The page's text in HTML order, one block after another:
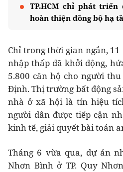
TP.HCM chỉ phát
hoàn thiện đồng bộ hạ
Chỉ trong thời gian ngắn,
nhập thấp đã khởi động,
5.800 căn hộ cho người
Định. Thị trường bất động
nhà ở xã hội là tín hiệu
người dân được tiếp cận
kinh tế, giải quyết bài toán
Tháng 6 vừa qua, dự án
Nhơn Bình ở TP. Quy